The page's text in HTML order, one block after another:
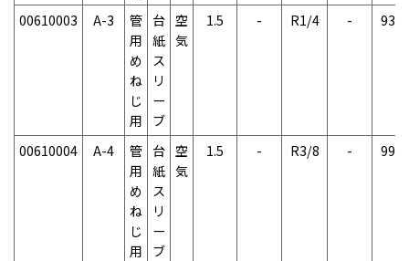
00610003 A-3
管
用
め
ね
じ
用
台
紙
ス
リ
ー
ブ
空
気
1.5 - R1/4 - 93g
00610004 A-4
管
用
め
ね
じ
用
台
紙
ス
リ
ー
ブ
空
気
1.5 - R3/8 - 99g